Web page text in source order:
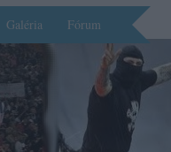
Galéria Fórum